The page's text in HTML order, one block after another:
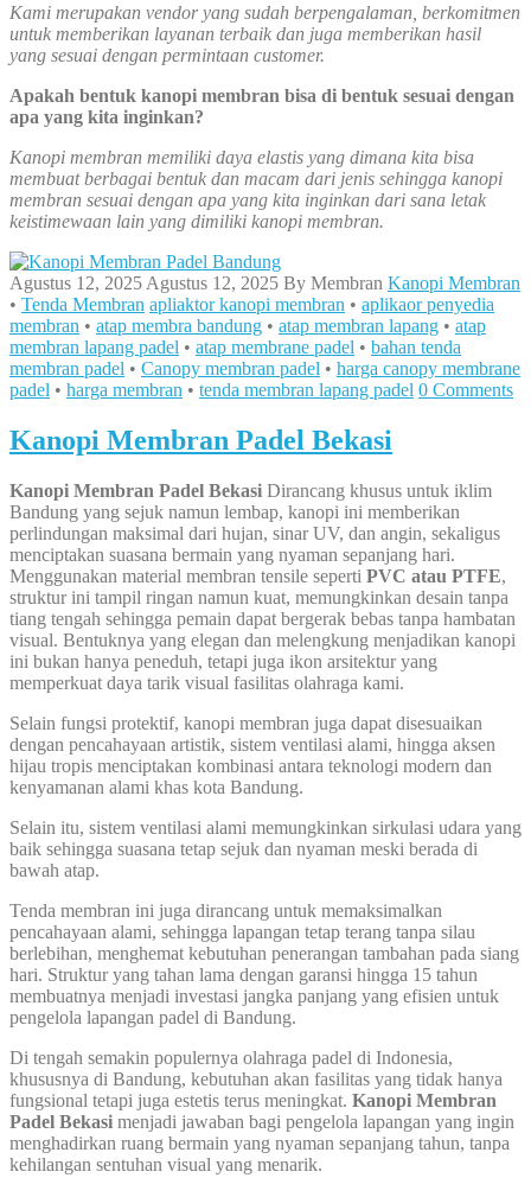
Kami merupakan vendor yang sudah berpengalaman, berkomitmen
untuk memberikan layanan terbaik dan juga memberikan hasil
yang sesuai dengan permintaan customer.
Apakah bentuk kanopi membran bisa di bentuk sesuai dengan
apa yang kita inginkan?
Kanopi membran memiliki daya elastis yang dimana kita bisa
membuat berbagai bentuk dan macam dari jenis sehingga kanopi
membran sesuai dengan apa yang kita inginkan dari sana letak
keistimewaan lain yang dimiliki kanopi membran.
Agustus 12, 2025 Agustus 12, 2025 By Membran Kanopi Membran
• Tenda Membran apliaktor kanopi membran • aplikaor penyedia
membran • atap membra bandung • atap membran lapang • atap
membran lapang padel • atap membrane padel • bahan tenda
membran padel • Canopy membran padel • harga canopy membrane
padel • harga membran • tenda membran lapang padel 0 Comments
Kanopi Membran Padel Bekasi
Kanopi Membran Padel Bekasi Dirancang khusus untuk iklim
Bandung yang sejuk namun lembap, kanopi ini memberikan
perlindungan maksimal dari hujan, sinar UV, dan angin, sekaligus
menciptakan suasana bermain yang nyaman sepanjang hari.
Menggunakan material membran tensile seperti PVC atau PTFE,
struktur ini tampil ringan namun kuat, memungkinkan desain tanpa
tiang tengah sehingga pemain dapat bergerak bebas tanpa hambatan
visual. Bentuknya yang elegan dan melengkung menjadikan kanopi
ini bukan hanya peneduh, tetapi juga ikon arsitektur yang
memperkuat daya tarik visual fasilitas olahraga kami.
Selain fungsi protektif, kanopi membran juga dapat disesuaikan
dengan pencahayaan artistik, sistem ventilasi alami, hingga aksen
hijau tropis menciptakan kombinasi antara teknologi modern dan
kenyamanan alami khas kota Bandung.
Selain itu, sistem ventilasi alami memungkinkan sirkulasi udara yang
baik sehingga suasana tetap sejuk dan nyaman meski berada di
bawah atap.
Tenda membran ini juga dirancang untuk memaksimalkan
pencahayaan alami, sehingga lapangan tetap terang tanpa silau
berlebihan, menghemat kebutuhan penerangan tambahan pada siang
hari. Struktur yang tahan lama dengan garansi hingga 15 tahun
membuatnya menjadi investasi jangka panjang yang efisien untuk
pengelola lapangan padel di Bandung.
Di tengah semakin populernya olahraga padel di Indonesia,
khususnya di Bandung, kebutuhan akan fasilitas yang tidak hanya
fungsional tetapi juga estetis terus meningkat. Kanopi Membran
Padel Bekasi menjadi jawaban bagi pengelola lapangan yang ingin
menghadirkan ruang bermain yang nyaman sepanjang tahun, tanpa
kehilangan sentuhan visual yang menarik.